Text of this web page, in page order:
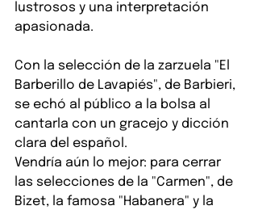
lustrosos y una interpretación
apasionada.
Con la selección de la zarzuela "El
Barberillo de Lavapiés", de Barbieri,
se echó al público a la bolsa al
cantarla con un gracejo y dicción
clara del español.
Vendría aún lo mejor: para cerrar
las selecciones de la "Carmen", de
Bizet, la famosa "Habanera" y la